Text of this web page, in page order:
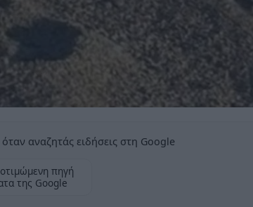
αναζητάς ειδήσεις στη Google
πηγή
της Google